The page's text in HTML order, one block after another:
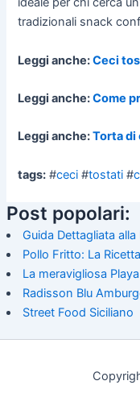
tradizionali snack
Leggi anche:Ceci
Leggi anche:Come
Leggi anche:Torta di
tags: #ceci #tostati #
Post popolari:
Guida Dettagliata alla
Pollo Fritto: La
La meravigliosa
Radisson Blu
Street Food Siciliano